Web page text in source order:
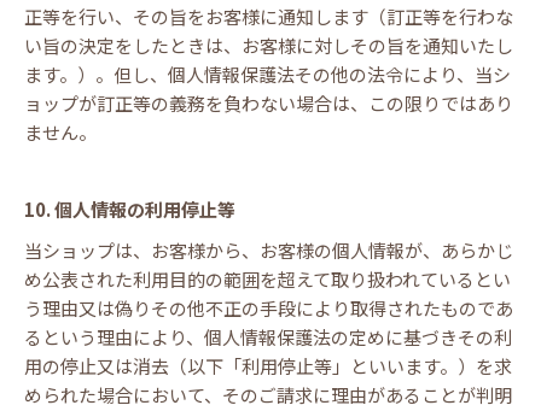
正等を行い、その旨をお客様に通知します（訂正等を行わな
い旨の決定をしたときは、お客様に対しその旨を通知いたし
ます。）。但し、個人情報保護法その他の法令により、当シ
ョップが訂正等の義務を負わない場合は、この限りではあり
ません。
10. 個人情報の利用停止等
当ショップは、お客様から、お客様の個人情報が、あらかじ
め公表された利用目的の範囲を超えて取り扱われているとい
う理由又は偽りその他不正の手段により取得されたものであ
るという理由により、個人情報保護法の定めに基づきその利
用の停止又は消去（以下「利用停止等」といいます。）を求
められた場合において、そのご請求に理由があることが判明